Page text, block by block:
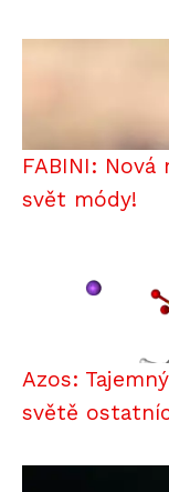
FABINI:
svět módy!
Azos:
světě